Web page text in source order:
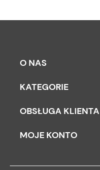
O NAS
KATEGORIE
OBSŁUGA KLIENTA
MOJE KONTO